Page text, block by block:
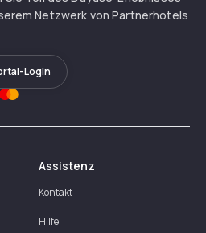
Netzwerk von Partnerhotels
Login
Assistenz
Kontakt
Hilfe